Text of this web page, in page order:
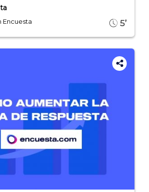
tu encuesta
artificial
de mercados
encuestas
Encuesta 5’